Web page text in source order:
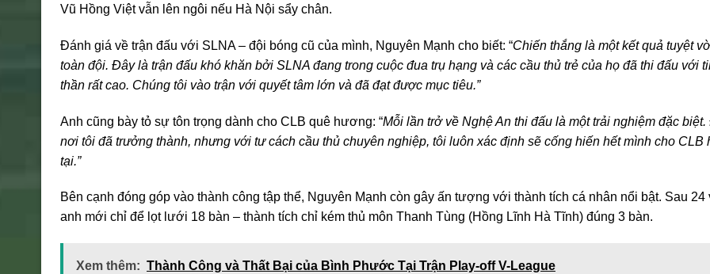
Vũ Hồng Việt vẫn lên ngôi nếu Hà Nội sẩy chân.
Đánh giá về trận đấu với SLNA – đội bóng cũ của mình, Nguyên Mạnh cho biết: “Chiến thắng là một kết quả tuyệt
toàn đội. Đây là trận đấu khó khăn bởi SLNA đang trong cuộc đua trụ hạng và các cầu thủ trẻ của họ đã thi đấu với
thần rất cao. Chúng tôi vào trận với quyết tâm lớn và đã đạt được mục tiêu.”
Anh cũng bày tỏ sự tôn trọng dành cho CLB quê hương: “Mỗi lần trở về Nghệ An thi đấu là một trải nghiệm đặc
nơi tôi đã trưởng thành, nhưng với tư cách cầu thủ chuyên nghiệp, tôi luôn xác định sẽ cống hiến hết mình cho CLB
tại.”
Bên cạnh đóng góp vào thành công tập thể, Nguyên Mạnh còn gây ấn tượng với thành tích cá nhân nổi bật. Sau 24
anh mới chỉ để lọt lưới 18 bàn – thành tích chỉ kém thủ môn Thanh Tùng (Hồng Lĩnh Hà Tĩnh) đúng 3 bàn.
Xem thêm: Thành Công và Thất Bại của Bình Phước Tại Trận Play-off V-League